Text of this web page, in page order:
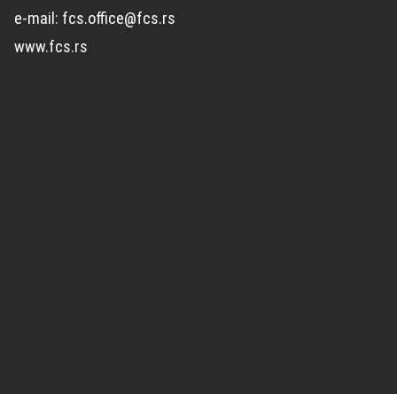
e-mail: fcs.office@fcs.rs
www.fcs.rs